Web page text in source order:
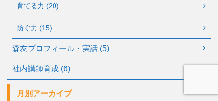
育てる力 (20)
防ぐ力 (15)
森友プロフィール・実話 (5)
社内講師育成 (6)
月別アーカイブ